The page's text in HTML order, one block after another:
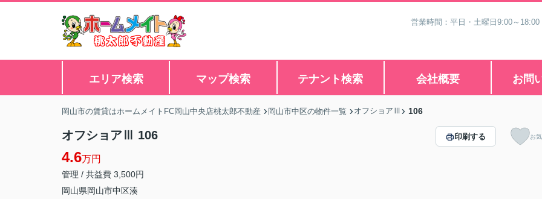
営業時間：平日・土曜日9:00～
エリア検索 マップ検索 テナント検索 会社概要 お問
岡山市の賃貸はホームメイトFC岡山中央店桃太郎不動産 岡山市中区の物件一覧 オフショアⅢ 106
オフショアⅢ 106
4.6万円
管理 / 共益費 3,500円
岡山県岡山市中区湊
印刷する お